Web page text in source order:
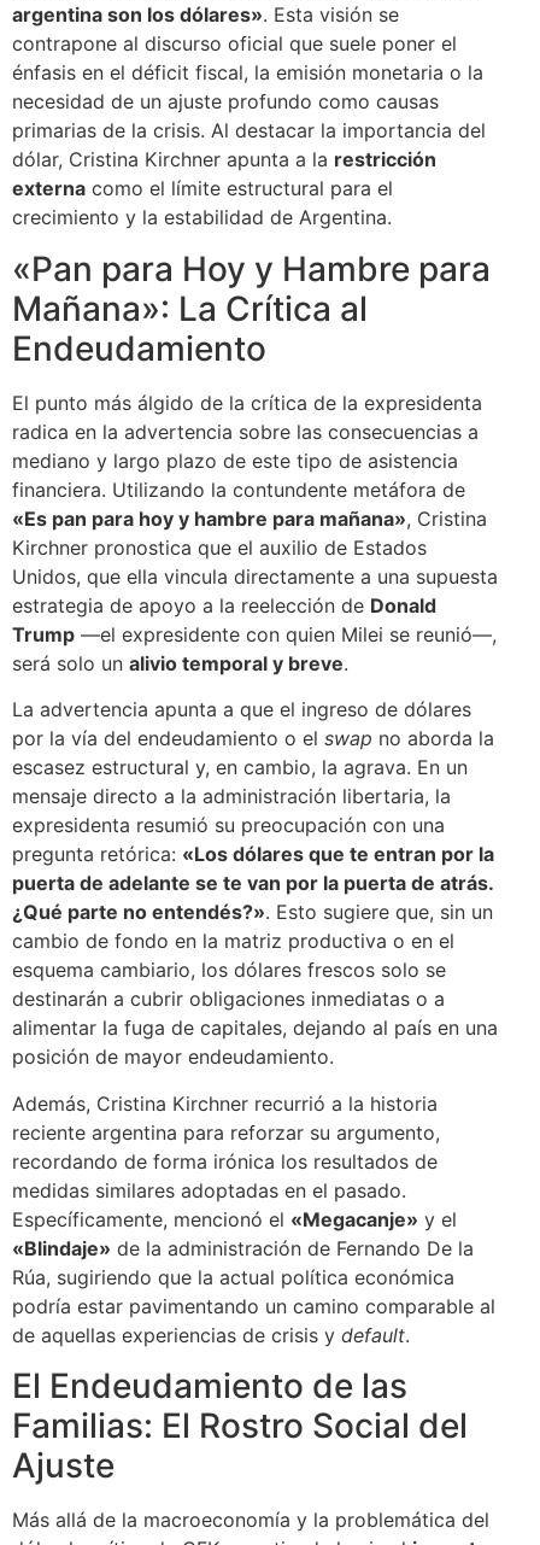
argentina son los dólares». Esta visión se
contrapone al discurso oficial que suele poner el
énfasis en el déficit fiscal, la emisión monetaria o la
necesidad de un ajuste profundo como causas
primarias de la crisis. Al destacar la importancia del
dólar, Cristina Kirchner apunta a la restricción
externa como el límite estructural para el
crecimiento y la estabilidad de Argentina.
«Pan para Hoy y Hambre para
Mañana»: La Crítica al
Endeudamiento
El punto más álgido de la crítica de la expresidenta
radica en la advertencia sobre las consecuencias a
mediano y largo plazo de este tipo de asistencia
financiera. Utilizando la contundente metáfora de
«Es pan para hoy y hambre para mañana», Cristina
Kirchner pronostica que el auxilio de Estados
Unidos, que ella vincula directamente a una supuesta
estrategia de apoyo a la reelección de Donald
Trump —el expresidente con quien Milei se reunió—,
será solo un alivio temporal y breve.
La advertencia apunta a que el ingreso de dólares
por la vía del endeudamiento o el swap no aborda la
escasez estructural y, en cambio, la agrava. En un
mensaje directo a la administración libertaria, la
expresidenta resumió su preocupación con una
pregunta retórica: «Los dólares que te entran por la
puerta de adelante se te van por la puerta de atrás.
¿Qué parte no entendés?». Esto sugiere que, sin un
cambio de fondo en la matriz productiva o en el
esquema cambiario, los dólares frescos solo se
destinarán a cubrir obligaciones inmediatas o a
alimentar la fuga de capitales, dejando al país en una
posición de mayor endeudamiento.
Además, Cristina Kirchner recurrió a la historia
reciente argentina para reforzar su argumento,
recordando de forma irónica los resultados de
medidas similares adoptadas en el pasado.
Específicamente, mencionó el «Megacanje» y el
«Blindaje» de la administración de Fernando De la
Rúa, sugiriendo que la actual política económica
podría estar pavimentando un camino comparable al
de aquellas experiencias de crisis y default.
El Endeudamiento de las
Familias: El Rostro Social del
Ajuste
Más allá de la macroeconomía y la problemática del